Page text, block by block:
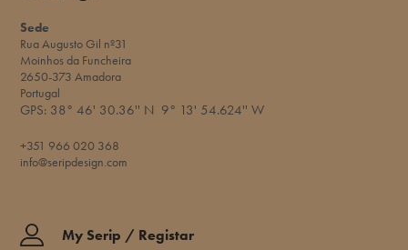
Sede
Rua Augusto Gil nº31
Moinhos da Funcheira
2650-373 Amadora
Portugal
GPS: 38° 46' 30.36'' N 9° 13' 54.624'' W​
+351 966 020 368
info@seripdesign.com
My Serip / Registar